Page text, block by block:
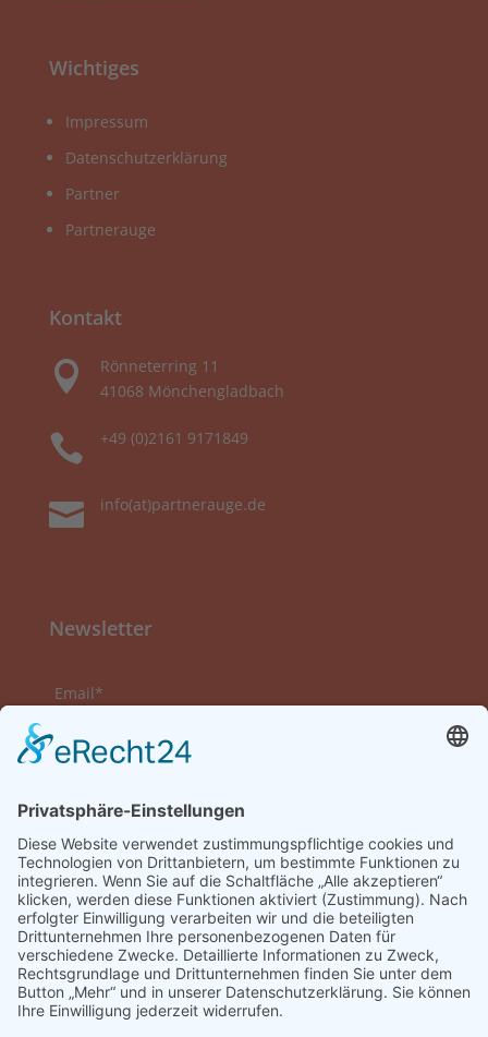
Wichtiges
Impressum
Datenschutzerklärung
Partner
Partnerauge
Kontakt

Rönneterring 11
41068 Mönchengladbach
 +49 (0)2161 9171849
 info(at)partnerauge.de
Newsletter
Email*
Nachname
Datenschutzerklärung zur Kenntnis genommen
und akzeptiert.